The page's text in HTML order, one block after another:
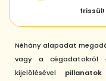
frissül!
Néhány alapadat
vagy a cégadatokról
kijelölésével